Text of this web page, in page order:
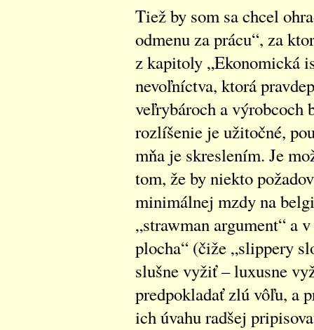
Tiež by som sa chcel
odmenu za prácu“, za
z kapitoly „Ekonomická
nevoľníctva, ktorá
veľrybároch a výrobcoch
rozlíšenie je užitočné,
mňa je skreslením. Je
tom, že by niekto
minimálnej mzdy na
„strawman argument“ a
plocha“ (čiže „slippery
slušne vyžiť – luxusne
predpokladať zlú vôľu, a
ich úvahu radšej